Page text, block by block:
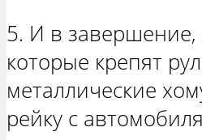
5. И в завершение,
которые крепят
металлические
рейку с